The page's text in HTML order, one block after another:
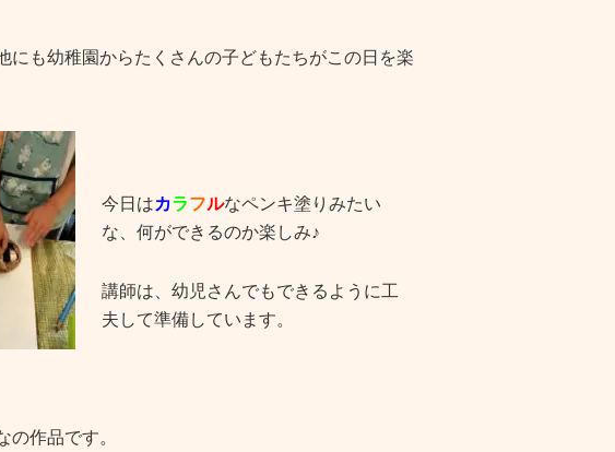
も幼稚園からたくさんの子どもたちがこの日を楽
今日はカラフルなペンキ塗りみたい
な、何ができるのか楽しみ♪
講師は、幼児さんでもできるように工
夫して準備しています。
作品です。